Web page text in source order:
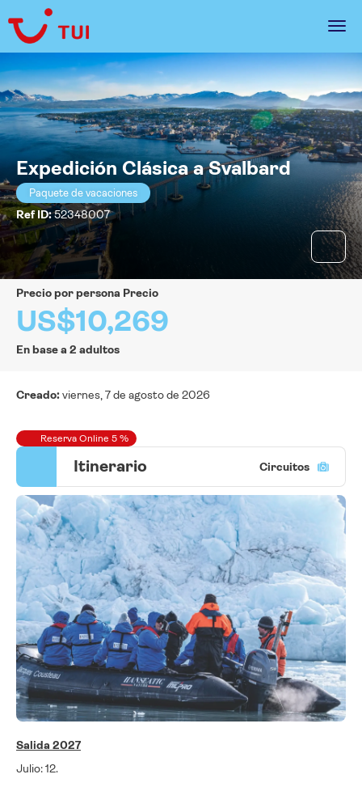
Expedición Clásica a Svalbard
Paquete de vacaciones
Ref ID:52348007
precio por persona Precio
US$10,269
En base a 2 adultos
Creado:viernes, 7 de agosto de 2026
Reserva Online 5 %
Itinerario Circuitos
Salida 2027
Julio: 12.